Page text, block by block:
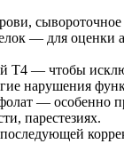
сывороточное
— для оценки
Т4 — чтобы
нарушения
— особенно
парестезиях.